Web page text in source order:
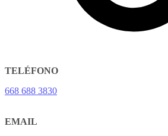
TELÉFONO
668 688 3830
EMAIL